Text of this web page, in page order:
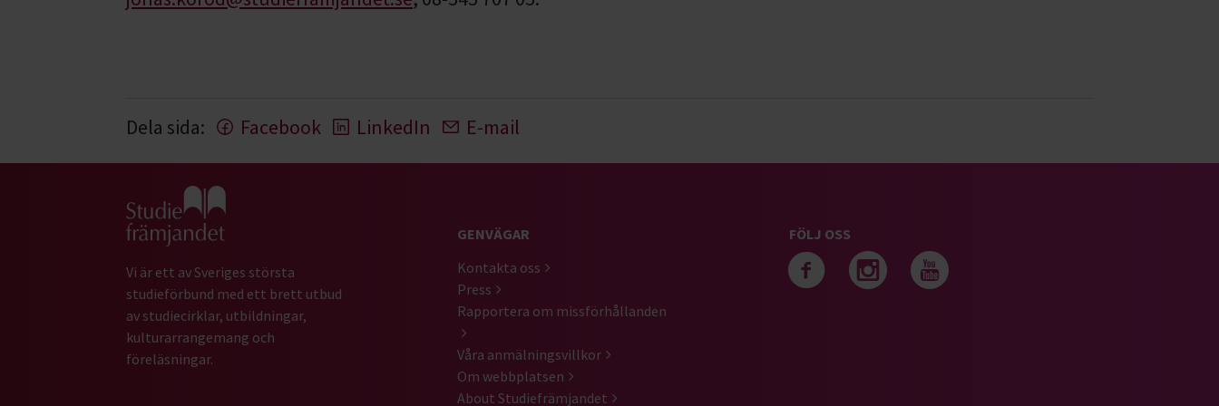
Dela sida: Facebook LinkedIn E-mail
Gå till studiefrämjandets startsida
Vi är ett av Sveriges största
studieförbund med ett brett utbud
av studiecirklar, utbildningar,
kulturarrangemang och
föreläsningar.
GENVÄGAR
Kontakta oss
Press
Rapportera om missförhållanden
Våra anmälningsvillkor
Om webbplatsen
About Studiefrämjandet
FÖLJ OSS
Följ oss på facebook
Följ oss på instagram
Följ oss på youtube